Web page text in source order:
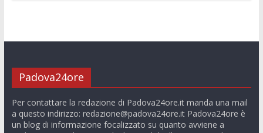
Padova24ore
Per contattare la redazione di Padova24ore.it manda una mail
a questo indirizzo: redazione@padova24ore.itPadova24ore è
un blog di informazione focalizzato su quanto avviene a